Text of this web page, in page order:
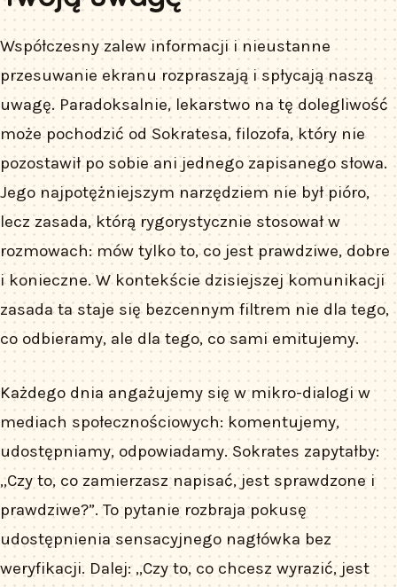
Współczesny zalew informacji i nieustanne
przesuwanie ekranu rozpraszają i spłycają naszą
uwagę. Paradoksalnie, lekarstwo na tę dolegliwość
może pochodzić od Sokratesa, filozofa, który nie
pozostawił po sobie ani jednego zapisanego słowa.
Jego najpotężniejszym narzędziem nie był pióro,
lecz zasada, którą rygorystycznie stosował w
rozmowach: mów tylko to, co jest prawdziwe, dobre
i konieczne. W kontekście dzisiejszej komunikacji
zasada ta staje się bezcennym filtrem nie dla tego,
co odbieramy, ale dla tego, co sami emitujemy.
Każdego dnia angażujemy się w mikro-dialogi w
mediach społecznościowych: komentujemy,
udostępniamy, odpowiadamy. Sokrates zapytałby:
„Czy to, co zamierzasz napisać, jest sprawdzone i
prawdziwe?”. To pytanie rozbraja pokusę
udostępnienia sensacyjnego nagłówka bez
weryfikacji. Dalej: „Czy to, co chcesz wyrazić, jest